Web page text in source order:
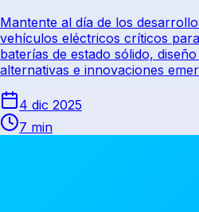
Mantente al día de los
vehículos eléctricos críticos
baterías de estado sólido,
alternativas e innovaciones
4 dic 2025
7 min